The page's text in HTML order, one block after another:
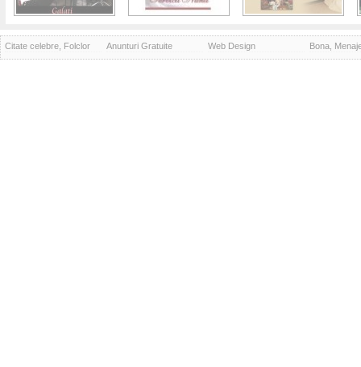
Citate celebre, Folclor Anunturi Gratuite Web Design Bona,